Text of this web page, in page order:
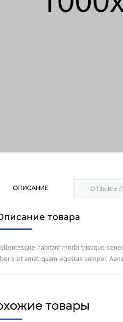
ОПИСАНИЕ ОТЗЫВЫ
товара
habitant morbi tristique
sit amet quam egestas semper.
товары